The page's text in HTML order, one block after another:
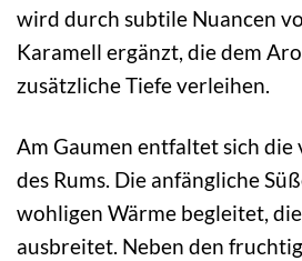
wird durch subtile Nuancen
Karamell ergänzt, die dem
zusätzliche Tiefe verleihen.
Am Gaumen entfaltet sich
des Rums. Die anfängliche
wohligen Wärme begleitet,
ausbreitet. Neben den